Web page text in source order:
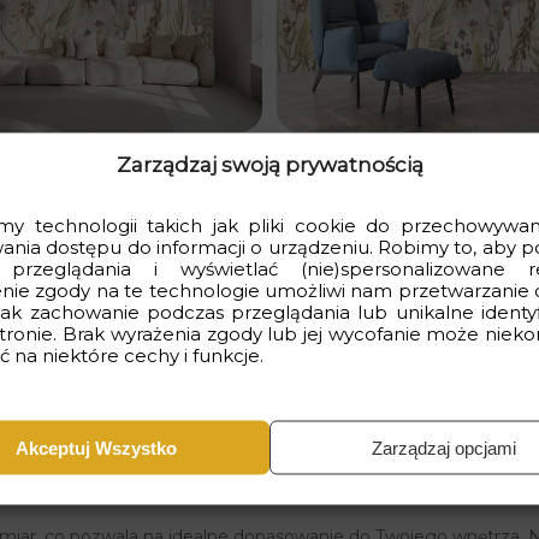
Zarządzaj swoją prywatnością
technologii takich jak pliki cookie do
dostępu do informacji o urządzeniu. Robimy to, aby
przeglądania i wyświetlać (nie)spersonalizowane
zgody na te technologie umożliwi nam przetwarzanie
zachowanie podczas przeglądania lub unikalne
Brak wyrażenia zgody lub jej wycofanie może
na niektóre cechy i funkcje.
Akceptuj Wszystko Zarządzaj opcjami
który przenosi nas w malowniczy świat kwitnących łąk.
Ten wzór doskonale sprawdzi się w salonie, nadając mu
meblami oraz dodatkami w pastelowych kolorach,
co czyni ją idealnym rozwiązaniem do